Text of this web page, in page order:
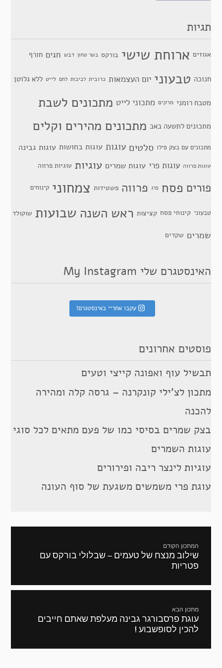
תגיות
אגוזים ארוחת שישי בורקס בשר טחון דבש חגים חורף
חנוכה טבעוני יום העצמאות כרובית לביבות לחם לייט ללא גלוטן
מטבח רומני מרקים מתכוני לייט מתכונים לשבת
מתכונים לתשעה באב מתכונים מהירים וקלים
מתכונים עם בצק פילו סלטים עוגות עוגות בחושות עוגות גבינה
עוגות פרווה עוגות פרי עוגות שמרים עוגיות עוגיות פרווה
פורים פסח פרג פרווה פשטידות צמחוני קינוחים
טבעוני קינוחי פסח קציצות ראש השנה שבועות שוקולד
שמרים שקדים
האינסטגרם שלי My Instagram
עקבו אחריי באינסטגרם!
פוסטים אחרונים
תבשיל עוף ואפונה קייצי וטעים
מתכון לצ’ילי קונקרנה – גרסה קלה ומהירה
להכנה
בצק שמרים בסיסי כמו של פעם מתאים לכל סוגי
עוגות השמרים
עוגיות לינצר ריבה ופירורים
עוגת פרי משמשים משגעת של סוף העונה
המתכון הקודם
מתכון
קודם:
שילוב מנצח של טעמים – שבלולי בורקס עם
פטריות
מתכון הבא
המתכון
הבא:
עוגת פרסבורגר גבינה מעלפת שאתם חייבים
להכין לסופשבוע !